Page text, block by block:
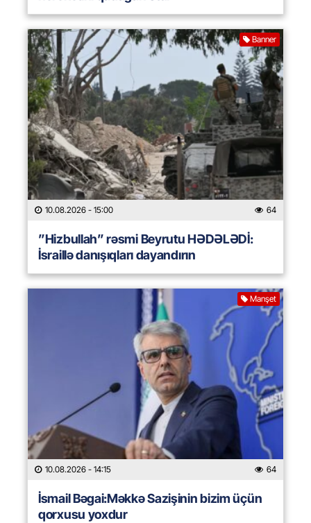
Banner
10.08.2026 - 15:00 64
”Hizbullah” rəsmi Beyrutu HƏDƏLƏDİ:
İsraillə danışıqları dayandırın
Manşet
10.08.2026 - 14:15 64
İsmail Bəgai:Məkkə Sazişinin bizim üçün
qorxusu yoxdur